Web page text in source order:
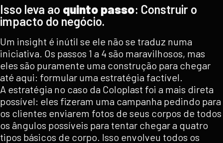
Isso leva ao quinto passo: Construir o
impacto do negócio.
Um insight é inútil se ele não se traduz numa
iniciativa. Os passos 1 a 4 são maravilhosos, mas
eles são puramente uma construção para chegar
até aqui: formular uma estratégia factível.
A estratégia no caso da Coloplast foi a mais direta
possível: eles fizeram uma campanha pedindo para
os clientes enviarem fotos de seus corpos de todos
os ângulos possíveis para tentar chegar a quatro
tipos básicos de corpo. Isso envolveu todos os